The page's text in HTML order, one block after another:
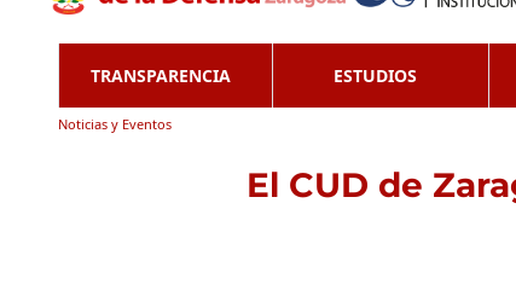
TRANSPARENCIA ESTUDIOS
Noticias y Eventos
El CUD de